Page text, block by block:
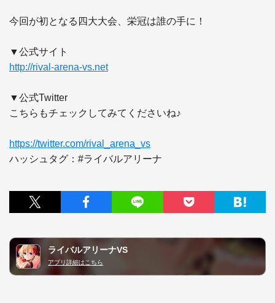
今回が初となる四大大会、栄冠は誰の手に！
http://rival-arena-vs.net
▼公式Twitter
こちらもチェックしてみてくださいね♪
https://twitter.com/rival_arena_vs
ハッシュタグ：#ライバルアリーナ
ライバルアリーナVS
アプリ詳細はこちら